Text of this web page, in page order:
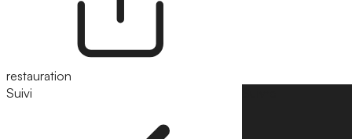
restauration
Suivi